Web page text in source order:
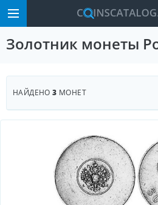
Золотник монеты
НАЙДЕНО3 МОНЕТ